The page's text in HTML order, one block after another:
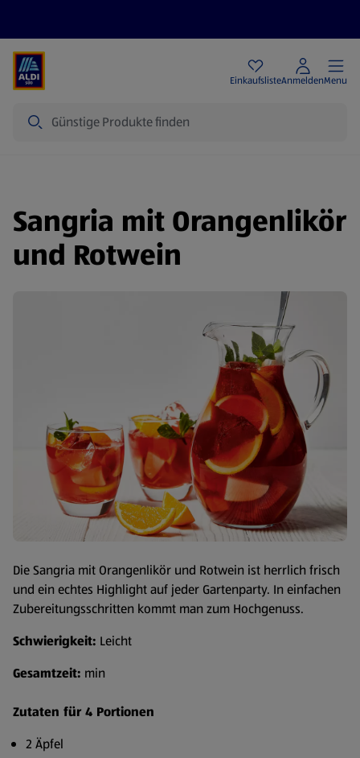
EinkaufslisteAnmeldenMenu
Sangria mit Orangenlikör
und Rotwein
Die Sangria mit Orangenlikör und Rotwein ist herrlich frisch
und ein echtes Highlight auf jeder Gartenparty. In einfachen
Zubereitungsschritten kommt man zum Hochgenuss.
Schwierigkeit: Leicht
Gesamtzeit: min
Zutaten für 4 Portionen
2 Äpfel